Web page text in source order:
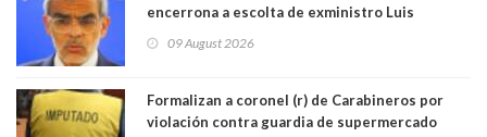
encerrona a escolta de exministro Luis
Lo Espejo
09 August 2026
Formalizan a coronel (r) de Carabineros por
violación contra guardia de supermercado